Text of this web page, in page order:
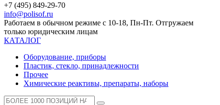
+7 (495) 849-29-70
info@polisof.ru
Работаем в обычном режиме с 10-18, Пн-Пт. Отгружаем
только юридическим лицам
КАТАЛОГ
Оборудование, приборы
Пластик, стекло, принадлежности
Прочее
Химические реактивы, препараты, наборы